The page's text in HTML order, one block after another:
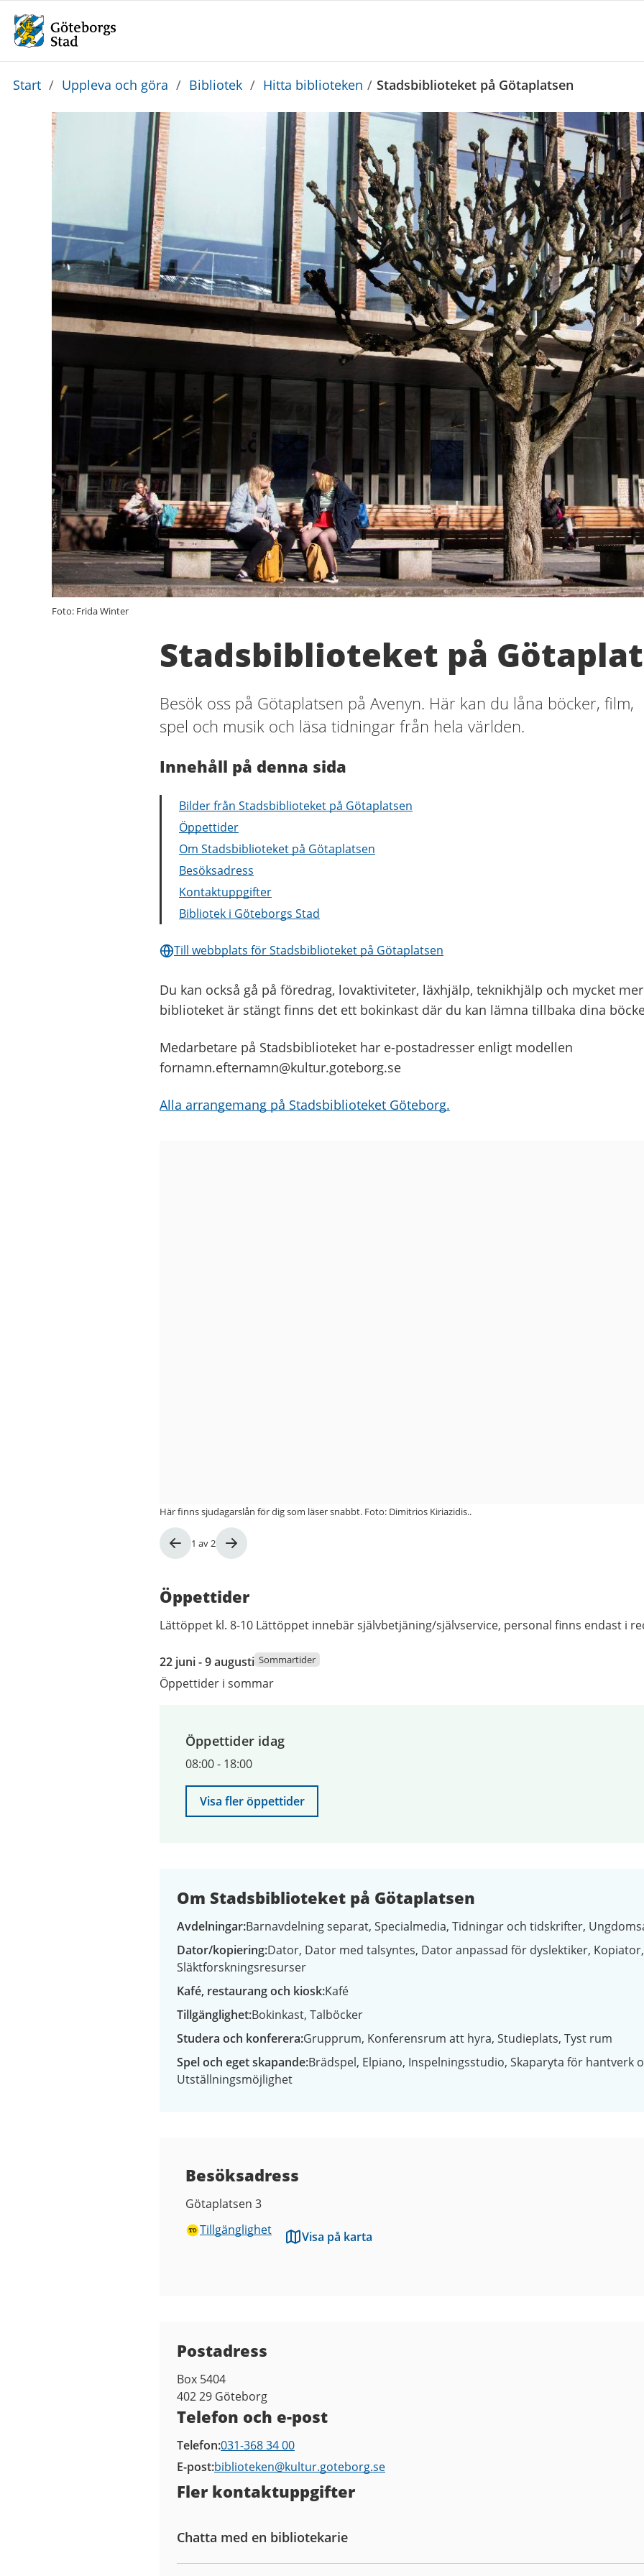
Du
Start / Uppleva och göra / Bibliotek / Hitta biblioteken / Stadsbiblioteket på Götaplatsen
Foto: Frida Winter
Stadsbiblioteket på
Besök oss på Götaplatsen på Avenyn. Här kan du låna böcker, film,
spel och musik och läsa tidningar från hela världen.
Innehåll på denna sida
Bilder från Stadsbiblioteket på Götaplatsen
Öppettider
Om Stadsbiblioteket på Götaplatsen
Besöksadress
Kontaktuppgifter
Bibliotek i Göteborgs Stad
Till webbplats för Stadsbiblioteket på Götaplatsen
Du kan också gå på föredrag, lovaktiviteter, läxhjälp, teknikhjälp och mycket
biblioteket är stängt finns det ett bokinkast där du kan lämna tillbaka dina
Medarbetare på Stadsbiblioteket har e-postadresser enligt modellen
fornamn.efternamn@kultur.goteborg.se
Alla arrangemang på Stadsbiblioteket Göteborg.
Bild
1 av2
Här finns sjudagarslån för dig som läser snabbt. Foto: Dimitrios Kiriazidis..
Öppettider
Lättöppet kl. 8-10 Lättöppet innebär självbetjäning/självservice, personal finns endast i
22
juni
2026
augusti
22 juni - 9 augusti Sommartider
Öppettider i sommar
Öppettider idag
08:00- 18:00
Visa fler öppettider
Om Stadsbiblioteket på Götaplatsen
Avdelningar Barnavdelning separat Specialmedia Tidningar och tidskrifter
Dator/kopiering Dator Dator med talsyntes Dator anpassad för dyslektiker Kopiator
Släktforskningsresurser
Kafé, restaurang och kiosk Kafé
Tillgänglighet Bokinkast Talböcker
Studera och konferera Grupprum Konferensrum att hyra Studieplats Tyst rum
Spel och eget skapande Brädspel Elpiano Inspelningsstudio Skaparyta för hantverk
Utställningsmöjlighet
Besöksadress
Götaplatsen 3
Tillgänglighet
Visa på karta
Postadress
Box 5404
402 29 Göteborg
Telefon och e-post
Telefon 031-368 34 00
E-post biblioteken@kultur.goteborg.se
Fler kontaktuppgifter
Chatta med en bibliotekarie